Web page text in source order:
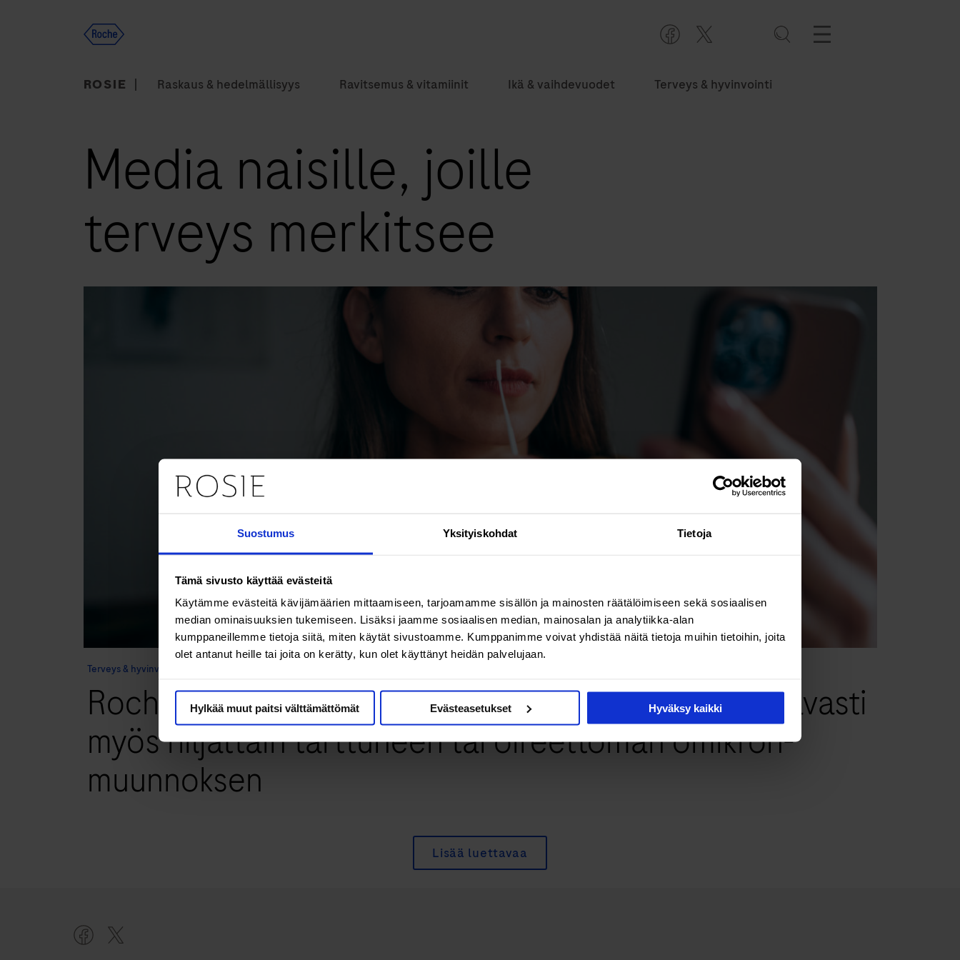
Suostumus Yksityiskohdat Tietoja
Tämä sivusto käyttää evästeitä
Käytämme evästeitä kävijämäärien mittaamiseen, tarjoamamme sisällön ja mainosten räätälöimiseen sekä sosiaalisen
median ominaisuuksien tukemiseen. Lisäksi jaamme sosiaalisen median, mainosalan ja analytiikka-alan
kumppaneillemme tietoja siitä, miten käytät sivustoamme. Kumppanimme voivat yhdistää näitä tietoja muihin tietoihin, joita
olet antanut heille tai joita on kerätty, kun olet käyttänyt heidän palvelujaan.
Hylkää muut paitsi välttämättömät Evästeasetukset Hyväksy kaikki
ROSIE Raskaus & hedelmällisyys Ravitsemus & vitamiinit Ikä & vaihdevuodet Terveys & hyvinvointi
Media naisille, joille
terveys merkitsee
Terveys & hyvinvointi
Rochen uusi koronaviruksen kotitesti löytää luotettavasti
myös hiljattain tarttuneen tai oireettoman omikron-
muunnoksen
Lisää luettavaa